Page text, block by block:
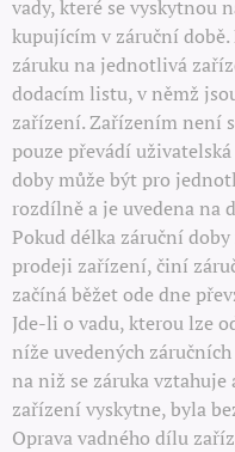
vady, které se vyskytnou
kupujícím v záruční
záruku na jednotlivá
dodacím listu, v němž
zařízení. Zařízením není
pouze převádí
doby může být pro
rozdílně a je uvedena na
Pokud délka záruční
prodeji zařízení, činí
začíná běžet ode dne
Jde-li o vadu, kterou lze
níže uvedených
na niž se záruka vztahuje
zařízení vyskytne, byla
Oprava vadného dílu